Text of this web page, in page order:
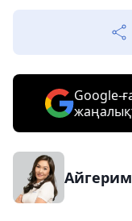
Google-